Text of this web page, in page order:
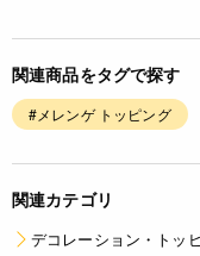
関連商品をタグで探す
#メレンゲ トッピング
関連カテゴリ
デコレーション・トッ